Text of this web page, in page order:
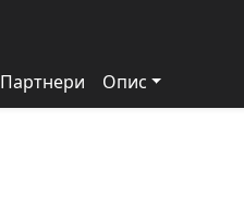
Партнери Опис